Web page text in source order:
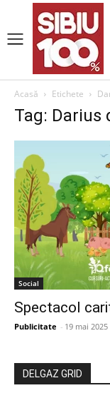
Acasă Etichete
Tag: Darius
Social
Spectacol
Publicitate - 19 mai 2025
DELGAZ GRID